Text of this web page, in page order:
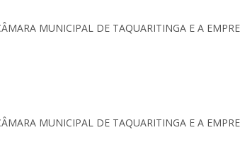
MUNICIPAL DE TAQUARITINGA E A
MUNICIPAL DE TAQUARITINGA E A